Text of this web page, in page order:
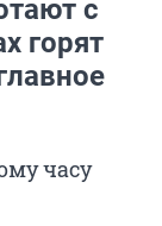
с
горят
часу